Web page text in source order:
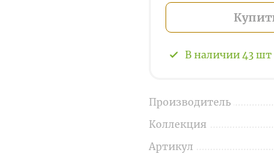
В наличии43 шт
Производитель
Коллекция
Артикул